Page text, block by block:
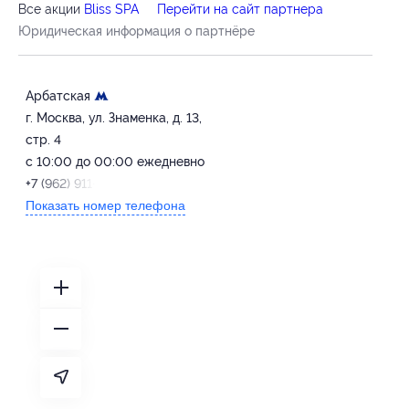
Все акции Bliss SPA
Перейти на сайт партнера
Юридическая информация о партнёре
Арбатская
г. Москва, ул. Знаменка, д. 13,
стр. 4
с 10:00 до 00:00 ежедневно
+7 (962) 911-55-99
Показать номер телефона